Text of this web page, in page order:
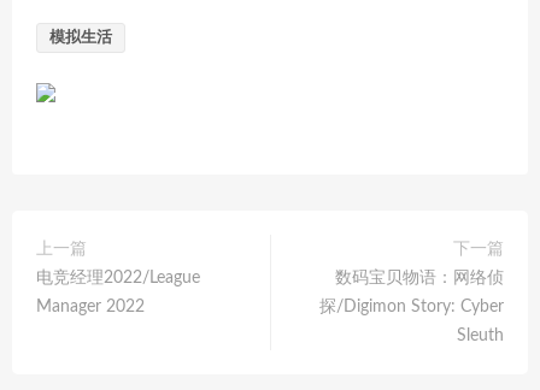
模拟生活
上一篇
电竞经理2022/League
Manager 2022
下一篇
数码宝贝物语：网络侦
探/Digimon Story: Cyber
Sleuth